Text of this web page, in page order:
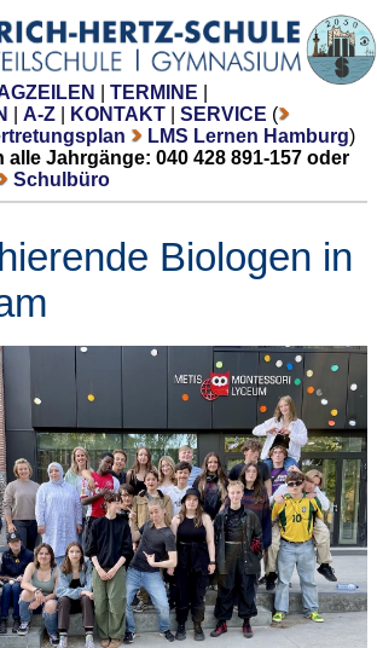
TERMINE
A-Z KONTAKT SERVICE (
LMS Lernen Hamburg)
alle Jahrgänge: 040 428 891-157 oder
Schulbüro
Biologen in